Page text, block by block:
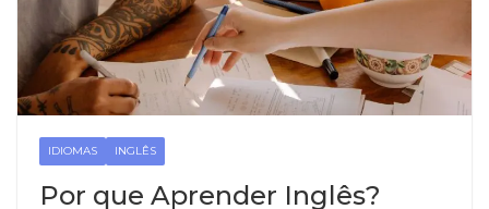
IDIOMAS INGLÊS
Por que Aprender Inglês?